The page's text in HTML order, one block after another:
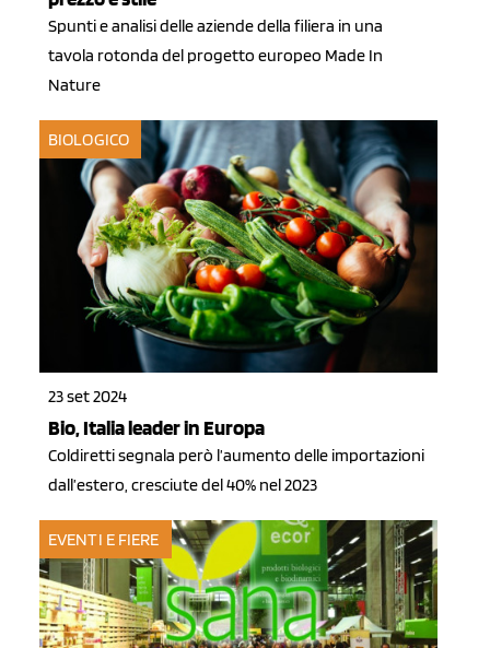
Spunti e analisi delle aziende della filiera in una
tavola rotonda del progetto europeo Made In
Nature
BIOLOGICO
23 set 2024
Bio, Italia leader in Europa
Coldiretti segnala però l’aumento delle importazioni
dall’estero, cresciute del 40% nel 2023
EVENTI E FIERE